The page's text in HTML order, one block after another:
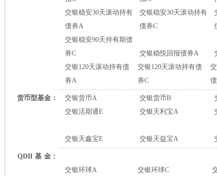
交银稳安30天滚动持有
债券A
交银稳安30天滚动持有
债券C
交银稳安90天持有期债
券C
交银稳悦回报债券A
交银120天滚动持有债
券A
交银120天滚动持有债
券C
货币型基金： 交银货币A 交银货币B
交银活期通E
交银天利宝A
交银天鑫宝E 交银天益宝A
QDII 基 金：
交银环球A
交银环球C